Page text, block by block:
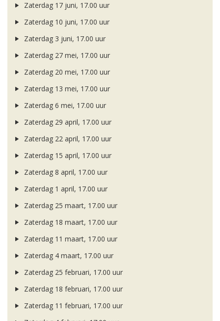
Zaterdag 17 juni, 17.00 uur
Zaterdag 10 juni, 17.00 uur
Zaterdag 3 juni, 17.00 uur
Zaterdag 27 mei, 17.00 uur
Zaterdag 20 mei, 17.00 uur
Zaterdag 13 mei, 17.00 uur
Zaterdag 6 mei, 17.00 uur
Zaterdag 29 april, 17.00 uur
Zaterdag 22 april, 17.00 uur
Zaterdag 15 april, 17.00 uur
Zaterdag 8 april, 17.00 uur
Zaterdag 1 april, 17.00 uur
Zaterdag 25 maart, 17.00 uur
Zaterdag 18 maart, 17.00 uur
Zaterdag 11 maart, 17.00 uur
Zaterdag 4 maart, 17.00 uur
Zaterdag 25 februari, 17.00 uur
Zaterdag 18 februari, 17.00 uur
Zaterdag 11 februari, 17.00 uur